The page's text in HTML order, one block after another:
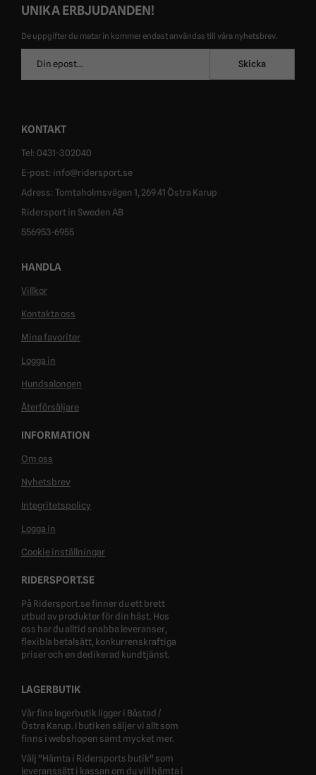
UNIKA ERBJUDANDEN!
De uppgifter du matar in kommer endast användas till våra nyhetsbrev.
postadress
Skicka
KONTAKT
Tel: 0431-302040
E-post: info@ridersport.se
Adress: Tomtaholmsvägen 1, 269 41 Östra Karup
Ridersport in Sweden AB
556953-6955
HANDLA
Villkor
Kontakta oss
Mina favoriter
Logga in
Hundsalongen
Återförsäljare
INFORMATION
Om oss
Nyhetsbrev
Integritetspolicy
Logga in
Cookie inställningar
RIDERSPORT.SE
På Ridersport.se finner du ett brett
utbud av produkter för din häst. Hos
oss har du alltid snabba leveranser,
flexibla betalsätt, konkurrenskraftiga
priser och en dedikerad kundtjänst.
LAGERBUTIK
Vår fina lagerbutik ligger i Båstad /
Östra Karup. I butiken säljer vi allt som
finns i webshopen samt mycket mer.
Välj "Hämta i Ridersports butik" som
leveranssätt i kassan om du vill hämta i